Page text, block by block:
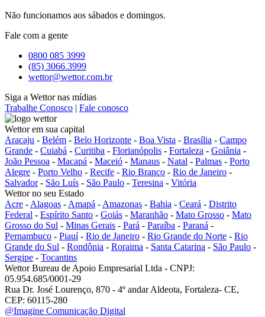
Não funcionamos aos sábados e domingos.
Fale com a gente
0800 085 3999
(85) 3066.3999
wettor@wettor.com.br
Siga a Wettor nas mídias
Trabalhe Conosco | Fale conosco
Wettor em sua capital
Aracaju - Belém - Belo Horizonte - Boa Vista - Brasília - Campo
Grande - Cuiabá - Curitiba - Florianópolis - Fortaleza - Goiânia -
João Pessoa - Macapá - Maceió - Manaus - Natal - Palmas - Porto
Alegre - Porto Velho - Recife - Rio Branco - Rio de Janeiro -
Salvador- São Luís - São Paulo - Teresina - Vitória
Wettor no seu Estado
Acre - Alagoas - Amapá - Amazonas - Bahia - Ceará - Distrito
Federal - Espírito Santo - Goiás - Maranhão - Mato Grosso - Mato
Grosso do Sul - Minas Gerais - Pará - Paraíba - Paraná -
Pernambuco - Piauí- Rio de Janeiro - Rio Grande do Norte - Rio
Grande do Sul - Rondônia - Roraima - Santa Catarina - São Paulo -
Sergipe - Tocantins
Wettor Bureau de Apoio Empresarial Ltda - CNPJ:
05.954.685/0001-29
Rua Dr. José Lourenço, 870 - 4º andar Aldeota, Fortaleza- CE,
CEP: 60115-280
@Imagine Comunicação Digital